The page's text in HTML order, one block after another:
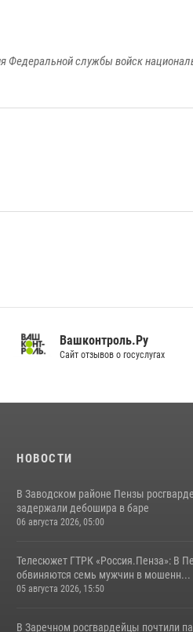
Федеральной службы войск
Вашконтроль.Ру
Сайт отзывов о госуслугах
НОВОСТИ
В Заводском районе Пензы
задержали дебошира в баре
06 августа 2026, 05:00
Телесюжет ГТРК «Россия.Пенза»: В
обвиняются семь мужчин в мошенн...
05 августа 2026, 15:50
В Заречном росгвардейцы почтили